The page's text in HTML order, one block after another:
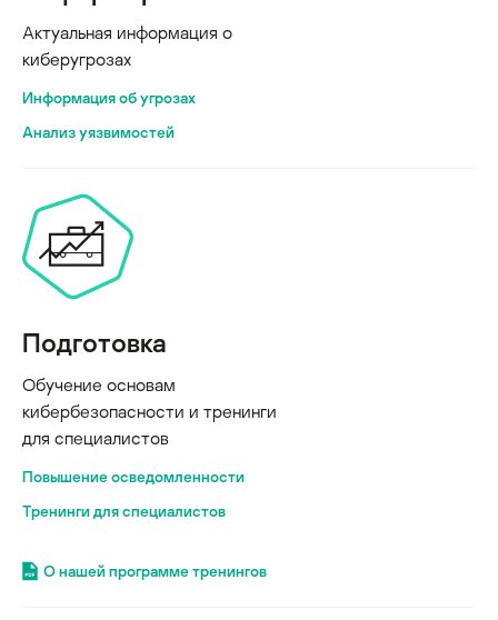
Актуальная информация о
киберугрозах
Информация об угрозах
Анализ уязвимостей
Подготовка
Обучение основам
кибербезопасности и тренинги
для специалистов
Повышение осведомленности
Тренинги для специалистов
О нашей программе тренингов